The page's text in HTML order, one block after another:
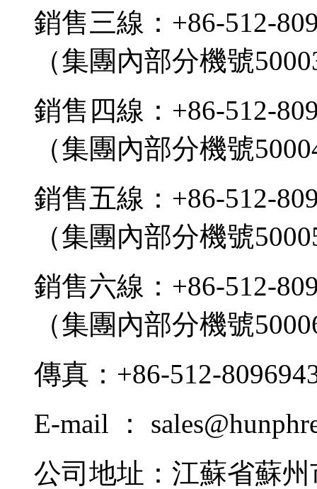
銷售三線：+86-512-
（集團內部分機號
銷售四線：+86-512-
（集團內部分機號
銷售五線：+86-512-
（集團內部分機號
銷售六線：+86-512-
（集團內部分機號
傳真：+86-512-
E-mail ：
公司地址：江蘇省蘇